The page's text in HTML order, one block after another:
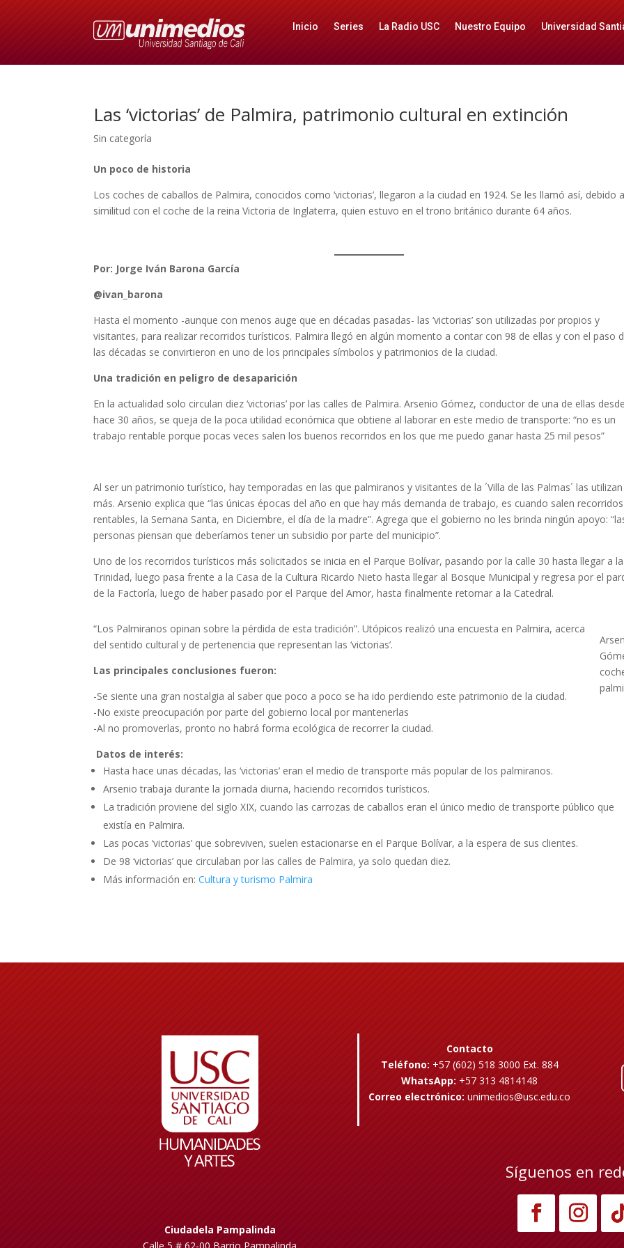
Inicio Series La Radio USC Nuestro Equipo Universidad
Las ‘victorias’ de Palmira, patrimonio cultural en extinción
Sin categoría
Un poco de historia
Los coches de caballos de Palmira, conocidos como ‘victorias’, llegaron a la ciudad en 1924. Se les llamó así, debido
similitud con el coche de la reina Victoria de Inglaterra, quien estuvo en el trono británico durante 64 años.
Por: Jorge Iván Barona García
@ivan_barona
Hasta el momento -aunque con menos auge que en décadas pasadas- las ‘victorias’ son utilizadas por propios y
visitantes, para realizar recorridos turísticos. Palmira llegó en algún momento a contar con 98 de ellas y con el paso
las décadas se convirtieron en uno de los principales símbolos y patrimonios de la ciudad.
Una tradición en peligro de desaparición
En la actualidad solo circulan diez ‘victorias’ por las calles de Palmira. Arsenio Gómez, conductor de una de ellas desde
hace 30 años, se queja de la poca utilidad económica que obtiene al laborar en este medio de transporte: “no es un
trabajo rentable porque pocas veces salen los buenos recorridos en los que me puedo ganar hasta 25 mil pesos”
Al ser un patrimonio turístico, hay temporadas en las que palmiranos y visitantes de la ´Villa de las Palmas´ las utilizan
más. Arsenio explica que “las únicas épocas del año en que hay más demanda de trabajo, es cuando salen recorridos
rentables, la Semana Santa, en Diciembre, el día de la madre”. Agrega que el gobierno no les brinda ningún apoyo:
personas piensan que deberíamos tener un subsidio por parte del municipio”.
Uno de los recorridos turísticos más solicitados se inicia en el Parque Bolívar, pasando por la calle 30 hasta llegar a la
Trinidad, luego pasa frente a la Casa de la Cultura Ricardo Nieto hasta llegar al Bosque Municipal y regresa por el
de la Factoría, luego de haber pasado por el Parque del Amor, hasta finalmente retornar a la Catedral.
“Los Palmiranos opinan sobre la pérdida de esta tradición”. Utópicos realizó una encuesta en Palmira, acerca
del sentido cultural y de pertenencia que representan las ‘victorias’.
Las principales conclusiones fueron:
-Se siente una gran nostalgia al saber que poco a poco se ha ido perdiendo este patrimonio de la ciudad.
-No existe preocupación por parte del gobierno local por mantenerlas
-Al no promoverlas, pronto no habrá forma ecológica de recorrer la ciudad.
Datos de interés:
Hasta hace unas décadas, las ‘victorias’ eran el medio de transporte más popular de los palmiranos.
Arsenio trabaja durante la jornada diurna, haciendo recorridos turísticos.
La tradición proviene del siglo XIX, cuando las carrozas de caballos eran el único medio de transporte público que
existía en Palmira.
Las pocas ‘victorias’ que sobreviven, suelen estacionarse en el Parque Bolívar, a la espera de sus clientes.
De 98 ‘victorias’ que circulaban por las calles de Palmira, ya solo quedan diez.
Más información en:Cultura y turismo Palmira
Ciudadela Pampalinda
Contacto
Teléfono: +57 (602) 518 3000 Ext. 884
WhatsApp: +57 313 4814148
Correo electrónico: unimedios@usc.edu.co
Síguenos en